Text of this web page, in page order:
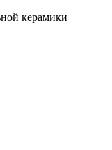
керамики